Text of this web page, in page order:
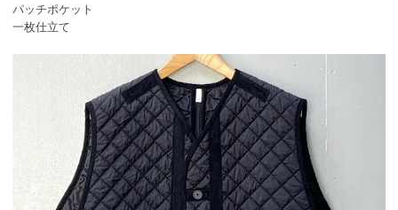
パッチポケット
一枚仕立て